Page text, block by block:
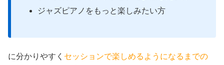
ジャズピアノをもっと楽しみたい方
に分かりやすく セッションで楽しめるようになるまでの